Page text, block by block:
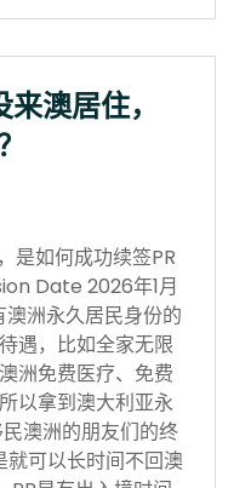
澳居住，
是如何成功续签PR
Date 2026年1月
洲永久居民身份的
遇，比如全家无限
洲免费医疗、免费
以拿到澳大利亚永
澳洲的朋友们的终
就可以长时间不回澳